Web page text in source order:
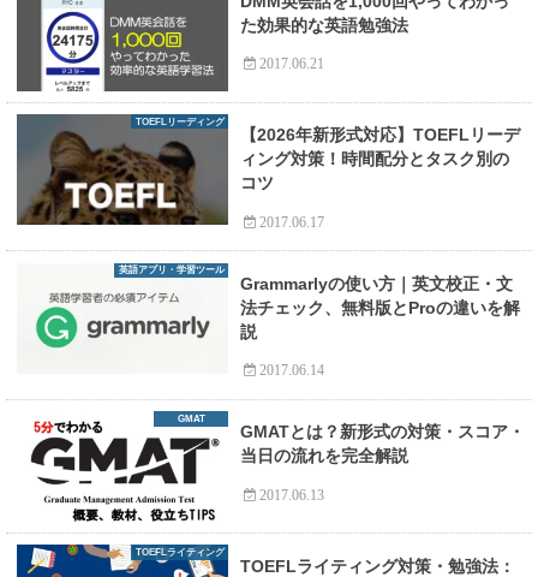
た効果的な英語勉強法
2017.06.21
TOEFLリーディング
【2026年新形式対応】TOEFLリーデ
ィング対策！時間配分とタスク別の
コツ
2017.06.17
英語アプリ・学習ツール
Grammarlyの使い方｜英文校正・文
法チェック、無料版とProの違いを解
説
2017.06.14
GMAT
GMATとは？新形式の対策・スコア・
当日の流れを完全解説
2017.06.13
TOEFLライティング
TOEFLライティング対策・勉強法：